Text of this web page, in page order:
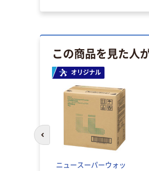
この商品を見た人
オリジナル
ニュースーパーウォッ
前のスライドへ